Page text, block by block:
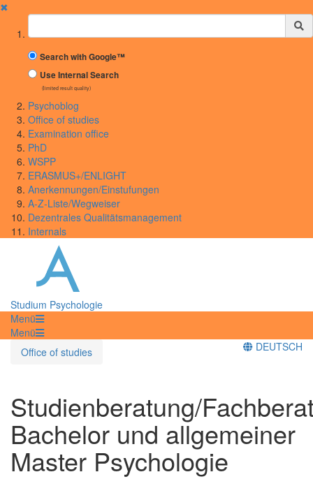
✖
Suchbegriff
Search with Google™
Use Internal Search
(limited result quality)
Psychoblog
Office of studies
Examination office
PhD
WSPP
ERASMUS+/ENLIGHT
Anerkennungen/Einstufungen
A-Z-Liste/Wegweiser
Dezentrales Qualitätsmanagement
Internals
Studium Psychologie
Menü
Menü
Office of studies
DEUTSCH
Studienberatung/
Bachelor und allgemeiner
Master Psychologie